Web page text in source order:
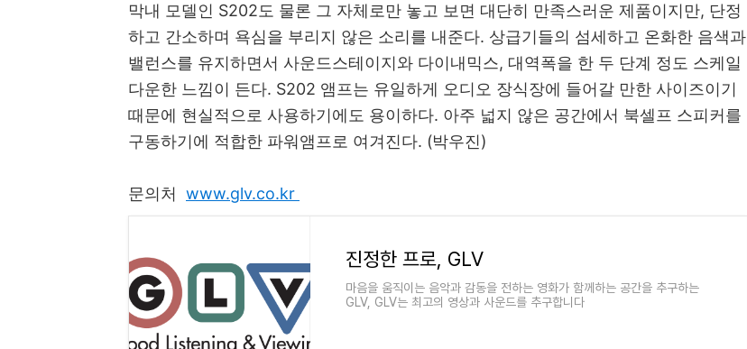
막내 모델인 S202도 물론 그 자체로만 놓고 보면 대단히 만족스러운 제품이지만, 단정
하고 간소하며 욕심을 부리지 않은 소리를 내준다. 상급기들의 섬세하고 온화한 음색과
밸런스를 유지하면서 사운드스테이지와 다이내믹스, 대역폭을 한 두 단계 정도 스케일
다운한 느낌이 든다. S202 앰프는 유일하게 오디오 장식장에 들어갈 만한 사이즈이기
때문에 현실적으로 사용하기에도 용이하다. 아주 넓지 않은 공간에서 북셀프 스피커를
구동하기에 적합한 파워앰프로 여겨진다. (박우진)
문의처 www.glv.co.kr
진정한 프로, GLV
마음을 움직이는 음악과 감동을 전하는 영화가 함께하는 공간을 추구하는
GLV, GLV는 최고의 영상과 사운드를 추구합니다